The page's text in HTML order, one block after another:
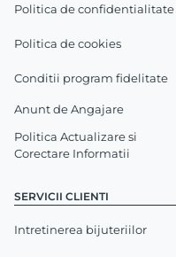
Politica de confidentialitate
Politica de cookies
Conditii program fidelitate
Anunt de Angajare
Politica Actualizare si
Corectare Informatii
SERVICII CLIENTI
Intretinerea bijuteriilor